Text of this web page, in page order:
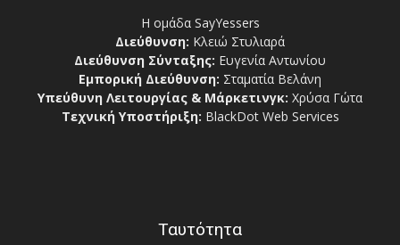
Η ομάδα SayYessers
Διεύθυνση: Κλειώ Στυλιαρά
Διεύθυνση Σύνταξης: Ευγενία Αντωνίου
Εμπορική Διεύθυνση: Σταματία Βελάνη
Υπεύθυνη Λειτουργίας & Μάρκετινγκ: Χρύσα Γώτα
Τεχνική Υποστήριξη: BlackDot Web Services
Ταυτότητα